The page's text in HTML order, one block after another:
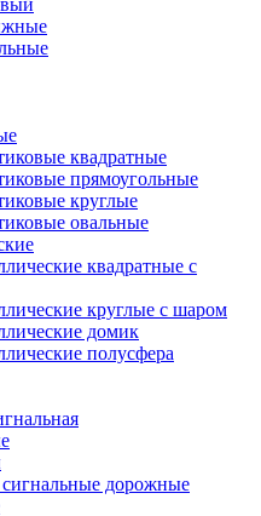
квадратные
прямоугольные
круглые
овальные
квадратные с
круглые с шаром
домик
полусфера
дорожные